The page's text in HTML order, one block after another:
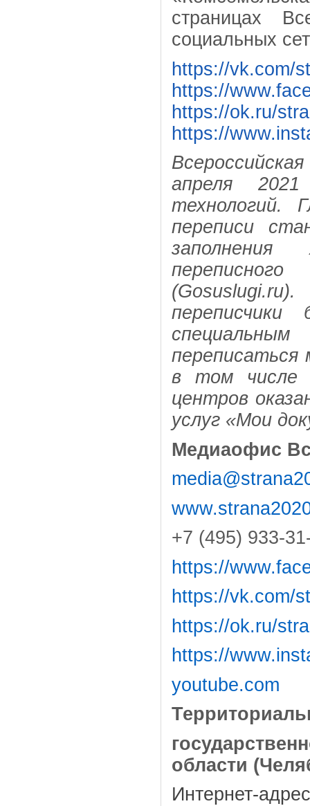
страницах
социальных
https://vk.com/
https://
https://ok.ru/
https://
апреля
технологий.
переписи
заполнения
переписаться
в том числе
центров
услуг «Мои
Медиаофис
+7 (495) 933-
https://
https://vk.com/
https://ok.ru/
https://
youtube.com
области
Интернет-